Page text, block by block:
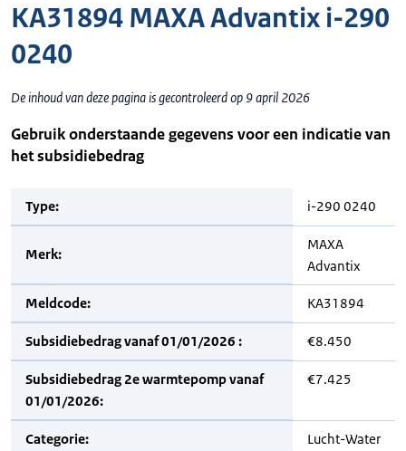
KA31894 MAXA Advantix i-290
0240
De inhoud van deze pagina is gecontroleerd op 9 april 2026
Gebruik onderstaande gegevens voor een indicatie van
het subsidiebedrag
Type: i-290 0240
Merk:
MAXA
Advantix
Meldcode: KA31894
Subsidiebedrag vanaf 01/01/2026 : €8.450
Subsidiebedrag 2e warmtepomp vanaf
01/01/2026:
€7.425
Categorie: Lucht-Water